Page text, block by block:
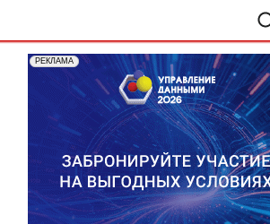
РЕКЛАМА